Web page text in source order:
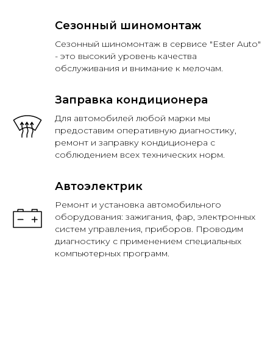
Сезонный шиномонтаж
Сезонный шиномонтаж в сервисе "Ester Auto"
- это высокий уровень качества
обслуживания и внимание к мелочам.
Заправка кондиционера
Для автомобилей любой марки мы
предоставим оперативную диагностику,
ремонт и заправку кондиционера с
соблюдением всех технических норм.
Автоэлектрик
Ремонт и установка автомобильного
оборудования: зажигания, фар, электронных
систем управления, приборов. Проводим
диагностику с применением специальных
компьютерных программ.